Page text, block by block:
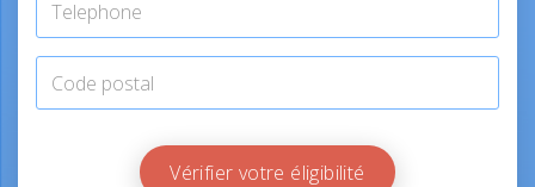
Vérifier votre éligibilité